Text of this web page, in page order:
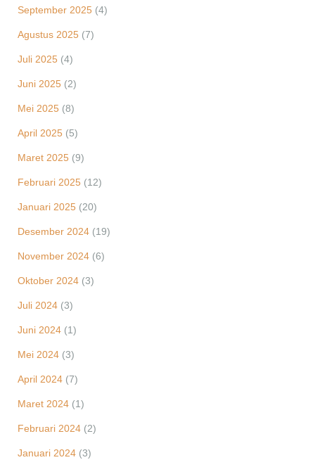
September 2025 (4)
Agustus 2025 (7)
Juli 2025 (4)
Juni 2025 (2)
Mei 2025 (8)
April 2025 (5)
Maret 2025 (9)
Februari 2025 (12)
Januari 2025 (20)
Desember 2024 (19)
November 2024 (6)
Oktober 2024 (3)
Juli 2024 (3)
Juni 2024 (1)
Mei 2024 (3)
April 2024 (7)
Maret 2024 (1)
Februari 2024 (2)
Januari 2024 (3)